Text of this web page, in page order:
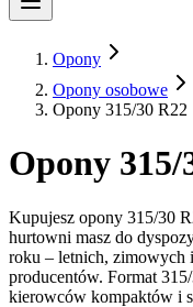
Opony
Opony osobowe
Opony 315/30 R22
Opony 315/
Kupujesz opony 315/30
hurtowni masz do
roku – letnich, zimowych
producentów. Format
kierowców kompaktów i